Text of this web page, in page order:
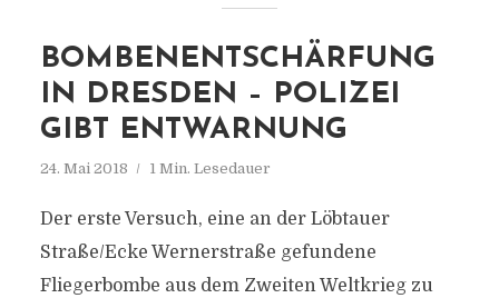
BOMBENENTSCHÄRFUNG
IN DRESDEN – POLIZEI
GIBT ENTWARNUNG
24. Mai 2018 1 Min. Lesedauer
Der erste Versuch, eine an der Löbtauer
Straße/Ecke Wernerstraße gefundene
Fliegerbombe aus dem Zweiten Weltkrieg zu